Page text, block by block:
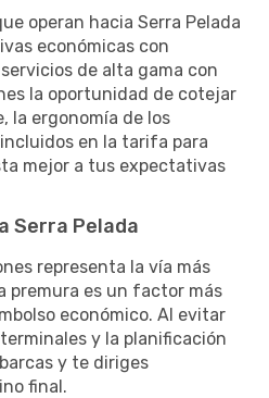
operan hacia Serra Pelada
económicas con
de alta gama con
la oportunidad de cotejar
la ergonomía de los
en la tarifa para
mejor a tus expectativas
Serra Pelada
representa la vía más
premura es un factor más
económico. Al evitar
y la planificación
y te diriges
final.